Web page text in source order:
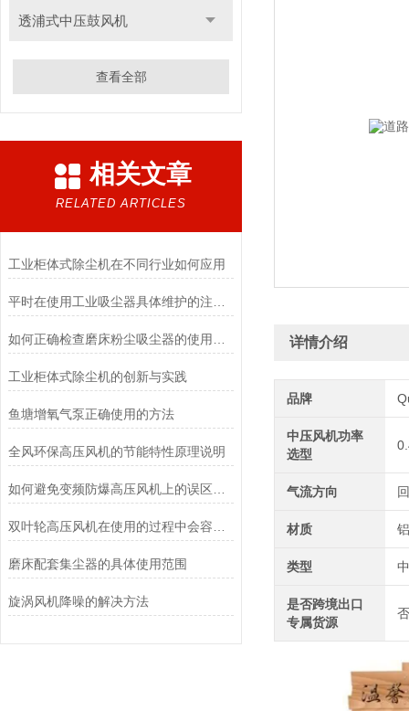
透浦式中压鼓风机
查看全部
相关文章
RELATED ARTICLES
工业柜体式除尘机在不同行业如何应用
工业柜体式除尘机的创新与实践
鱼塘增氧气泵正确使用的方法
全风环保高压风机的节能特性原理说明
磨床配套集尘器的具体使用范围
旋涡风机降噪的解决方法
详情介绍
品牌
中压风机功率
选型
气流方向
材质
类型
是否跨境出口
专属货源